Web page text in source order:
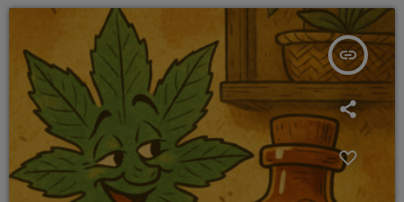
insert_link